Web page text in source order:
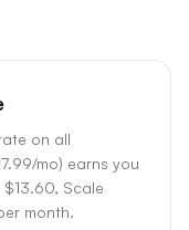
on all
mo) earns you
Scale
month.